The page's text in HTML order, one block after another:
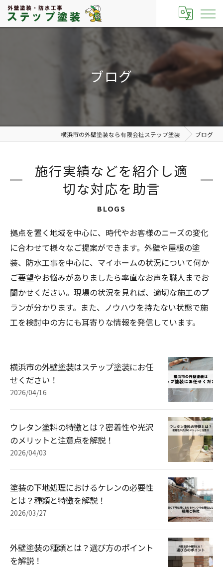
ブログ
横浜市の外壁塗装なら有限会社ステップ塗装 ブログ
施行実績などを紹介し適
切な対応を助言
BLOGS
拠点を置く地域を中心に、時代やお客様のニーズの変化
に合わせて様々なご提案ができます。外壁や屋根の塗
装、防水工事を中心に、マイホームの状況について何か
ご要望やお悩みがありましたら率直なお声を職人までお
聞かせください。現場の状況を見れば、適切な施工のプ
ランが分かります。また、ノウハウを持たない状態で施
工を検討中の方にも耳寄りな情報を発信しています。
横浜市の外壁塗装はステップ塗装にお任
せください！
2026/04/16
ウレタン塗料の特徴とは？密着性や光沢
のメリットと注意点を解説！
2026/04/03
塗装の下地処理におけるケレンの必要性
とは？種類と特徴を解説！
2026/03/27
外壁塗装の種類とは？選び方のポイント
を解説！